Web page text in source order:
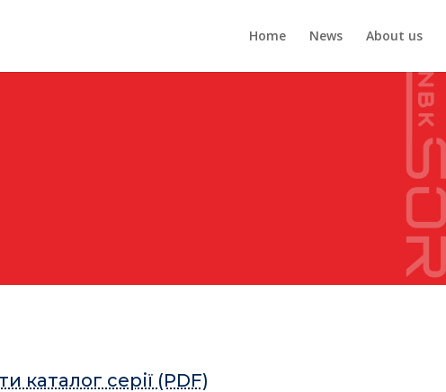
Home News About us
каталог серії (PDF)